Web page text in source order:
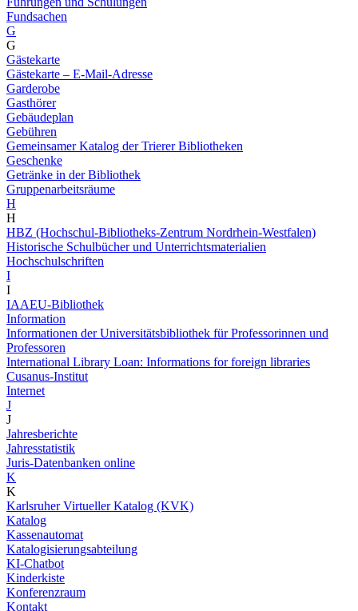
Fundsachen
G
G
Gästekarte
Gästekarte – E-Mail-Adresse
Garderobe
Gasthörer
Gebäudeplan
Gebühren
Gemeinsamer Katalog der Trierer Bibliotheken
Geschenke
Getränke in der Bibliothek
Gruppenarbeitsräume
H
H
HBZ (Hochschul-Bibliotheks-Zentrum Nordrhein-Westfalen)
Historische Schulbücher und Unterrichtsmaterialien
Hochschulschriften
I
I
IAAEU-Bibliothek
Information
Informationen der Universitätsbibliothek für Professorinnen und
Professoren
International Library Loan: Informations for foreign libraries
Cusanus-Institut
Internet
J
J
Jahresberichte
Jahresstatistik
Juris-Datenbanken online
K
K
Karlsruher Virtueller Katalog (KVK)
Katalog
Kassenautomat
Katalogisierungsabteilung
KI-Chatbot
Kinderkiste
Konferenzraum
Kontakt